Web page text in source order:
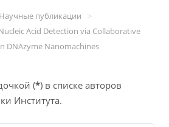
Научные публикации >
Acid Detection via Collaborative
DNAzyme Nanomachines
(*) в списке авторов
Института.